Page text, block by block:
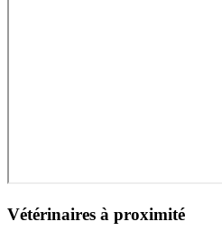
Vétérinaires à proximité